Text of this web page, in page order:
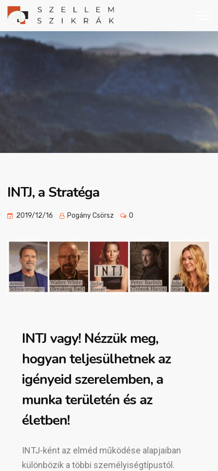
INTJ, a Stratéga
2019/12/16 Pogány Csörsz 0
INTJ vagy! Nézzük meg,
hogyan teljesülhetnek az
igényeid szerelemben, a
munka területén és az
életben!
INTJ-ként az elméd működése alapjaiban
különbözik a többi személyiségtípustól.